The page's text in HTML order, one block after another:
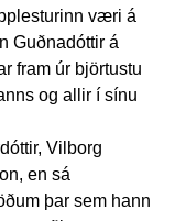
væri á
Guðnadóttir á
fram úr björtustu
og allir í sínu
Vilborg
en sá
þar sem hann